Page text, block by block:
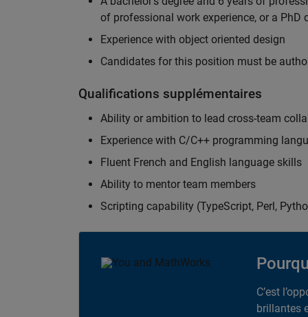
of professional work experience, or a PhD
Experience with object oriented design
Candidates for this position must be
Qualifications supplémentaires
Ability or ambition to lead cross-team
Experience with C/C++ programming
Fluent French and English language skills
Ability to mentor team members
Scripting capability (TypeScript, Perl,
C’est
brillantes